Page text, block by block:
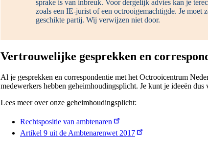
sprake is van inbreuk. Voor dergelijk advies kan je
zoals een IE-jurist of een octrooigemachtigde. Je moet
geschikte partij. Wij verwijzen niet door.
Vertrouwelijke gesprekken en
Al je gesprekken en correspondentie met het Octrooicentrum
medewerkers hebben geheimhoudingsplicht. Je kunt je ideeën dus
Lees meer over onze geheimhoudingsplicht:
Rechtspositie van ambtenaren
Artikel 9 uit de Ambtenarenwet 2017